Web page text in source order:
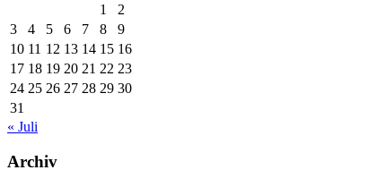
1
2
3
4 5 6 7 8
9
10 11 12 13 14 15 16
17 18 19 20 21 22 23
24 25 26 27 28 29 30
31
« Juli
Archiv